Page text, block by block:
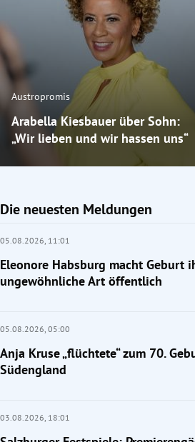
Austropromis
Arabella Kiesbauer über Sohn:
„Wir lieben und wir hassen uns“
Die neuesten Meldungen
05.08.2026, 11:01
Eleonore Habsburg macht Geburt
ungewöhnliche Art öffentlich
05.08.2026, 05:00
Anja Kruse „flüchtete“ zum 70.
Südengland
03.08.2026, 18:01